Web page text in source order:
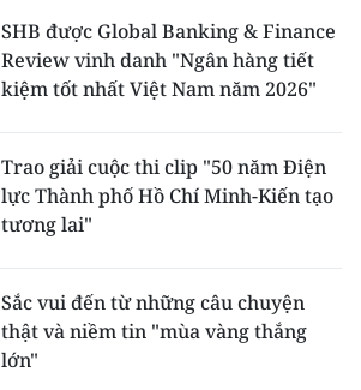
SHB được Global Banking & Finance
Review vinh danh "Ngân hàng tiết
kiệm tốt nhất Việt Nam năm 2026"
Trao giải cuộc thi clip "50 năm Điện
lực Thành phố Hồ Chí Minh-Kiến tạo
tương lai"
Sắc vui đến từ những câu chuyện
thật và niềm tin "mùa vàng thắng
lớn"